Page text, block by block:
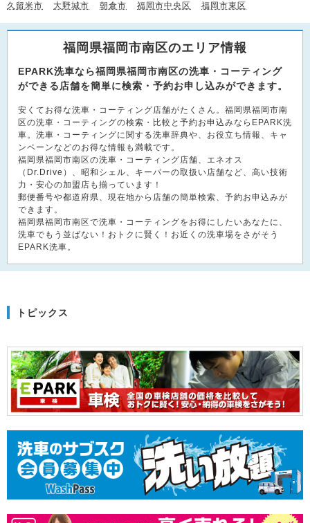
久留米市 大野城市 朝倉市 福岡市中央区 福岡市東区
福岡県福岡市南区のエリア情報
EPARK洗車なら福岡県福岡市南区の洗車・コーティング
ができる店舗を簡単に検索・予約お申し込みができます。
安くてお得な洗車・コーティング店舗がたくさん。福岡県福岡市南
区の洗車・コーティングの検索・比較と予約お申込みならEPARK洗
車。洗車・コーティングに関する洗車辞典や、お役立ち情報、キャ
ンペーンなどのお得な情報も満載です。
福岡県福岡市南区の洗車・コーティング店舗、エネオス
（Dr.Drive）、昭和シェル、キーパーの取扱い店舗など、高い技術
力・安心の加盟店も揃っています！
郵便番号や都道府県、現在地から店舗の簡単検索、予約お申込みが
できます。
福岡県福岡市南区で洗車・コーティングをお得にしたいあなたに、
洗車でもう並ばない！おトクに賢く！お近くの洗車場をさがそう
EPARK洗車。
トピックス